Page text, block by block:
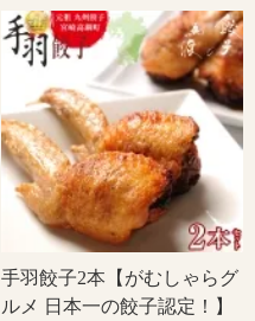
手羽餃子2本【がむしゃらグ
ルメ 日本一の餃子認定！】